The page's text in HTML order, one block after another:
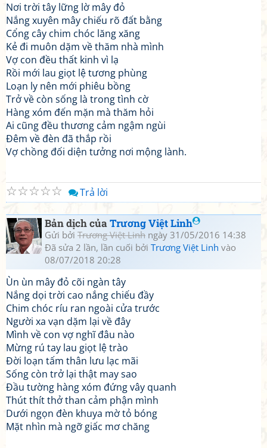
Nơi trời tây lững lờ mây đỏ
Nắng xuyên mây chiếu rõ đất bằng
Cổng cây chim chóc lăng xăng
Kẻ đi muôn dặm về thăm nhà mình
Vợ con đều thất kinh vì lạ
Rồi mới lau giọt lệ tương phùng
Loạn ly nên mới phiêu bồng
Trở về còn sống là trong tình cờ
Hàng xóm đến mặn mà thăm hỏi
Ai cũng đều thương cảm ngậm ngùi
Đêm về đèn đã thắp rồi
Vợ chồng đối diện tưởng nơi mộng lành.
☆
☆
☆
☆
☆ Trả lời
Bản dịch củaTrương Việt Linh
Gửi bởi Trương Việt Linh ngày 31/05/2016 14:38
Đã sửa 2 lần, lần cuối bởi Trương Việt Linh vào
08/07/2018 20:28
Ùn ùn mây đỏ cõi ngàn tây
Nắng dọi trời cao nắng chiếu đầy
Chim chóc ríu ran ngoài cửa trước
Người xa vạn dặm lại về đây
Mình về con vợ nghĩ đâu nào
Mừng rú tay lau giọt lệ trào
Đời loạn tấm thân lưu lạc mãi
Sống còn trở lại thật may sao
Đầu tường hàng xóm đứng vây quanh
Thút thít thở than cảm phận mình
Dưới ngọn đèn khuya mờ tỏ bóng
Mặt nhìn mà ngỡ giấc mơ chăng